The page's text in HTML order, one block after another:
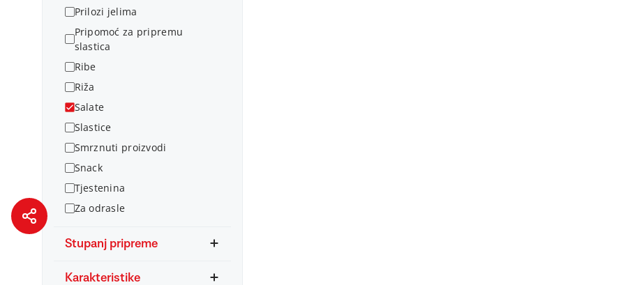
Prilozi jelima
Pripomoć za pripremu
slastica
Ribe
Riža
Salate
Slastice
Smrznuti proizvodi
Snack
Tjestenina
Za odrasle
Stupanj pripreme
Karakteristike